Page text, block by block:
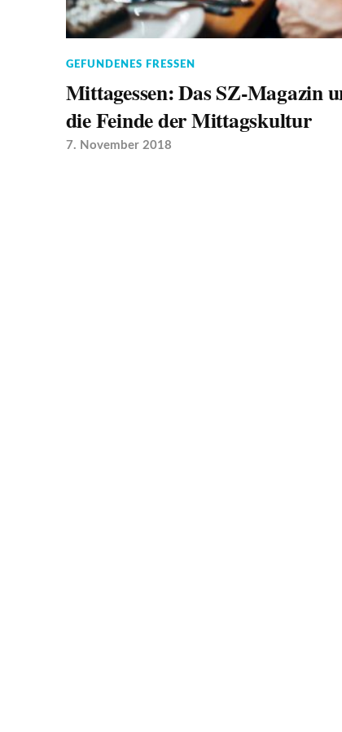
GEFUNDENES FRESSEN
Mittagessen: Das SZ-Magazin
die Feinde der Mittagskultur
7. November 2018